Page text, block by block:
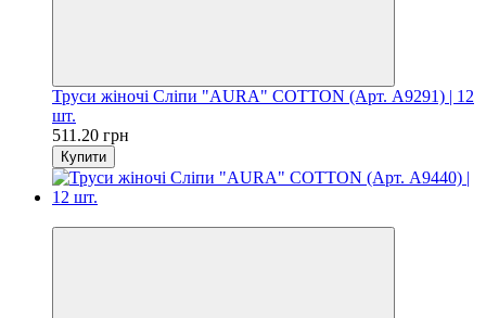
Труси жіночі Сліпи "AURA" COTTON (Арт. A9291) | 12
шт.
511.20 грн
Купити